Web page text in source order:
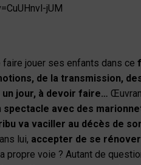
jUM
jouer ses enfants dans ce
de la transmission,
un jour, à devoir faire…
spectacle avec des
va vaciller au décès de
lui, accepter de se rénover
propre voie ? Autant de